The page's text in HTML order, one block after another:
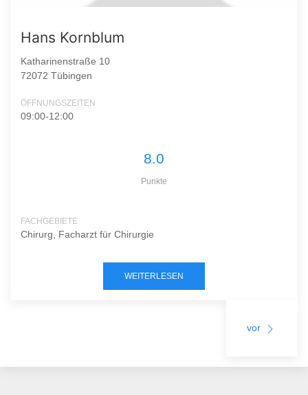
Hans Kornblum
Katharinenstraße 10
72072 Tübingen
ÖFFNUNGSZEITEN
09:00-12:00
8.0
Punkte
FACHGEBIETE
Chirurg, Facharzt für Chirurgie
WEITERLESEN
vor